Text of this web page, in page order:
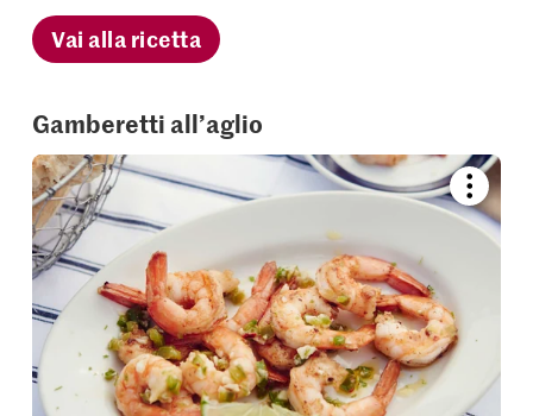
Vai alla ricetta
Gamberetti all’aglio
recipe
or